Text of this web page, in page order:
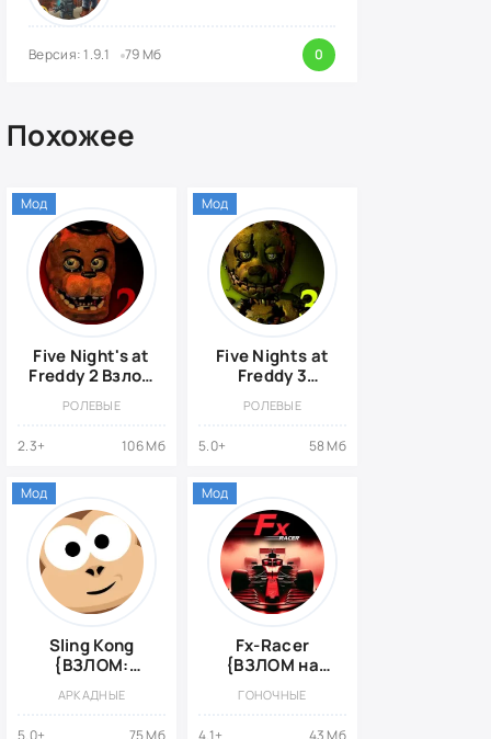
Версия: 1.9.1 79 Мб 0
Похожее
Five Night's at
Freddy 2 Взлом
разблокировано)
РОЛЕВЫЕ
2.3+ 106 Мб
Мод
Five Nights at
Freddy 3
разблокировано}
РОЛЕВЫЕ
5.0+ 58 Мб
Мод
Sling Kong
{ВЗЛОМ:
АРКАДНЫЕ
5.0+ 75 Мб
Мод
Fx-Racer
{ВЗЛОМ на
ГОНОЧНЫЕ
4.1+ 43 Мб
Мод